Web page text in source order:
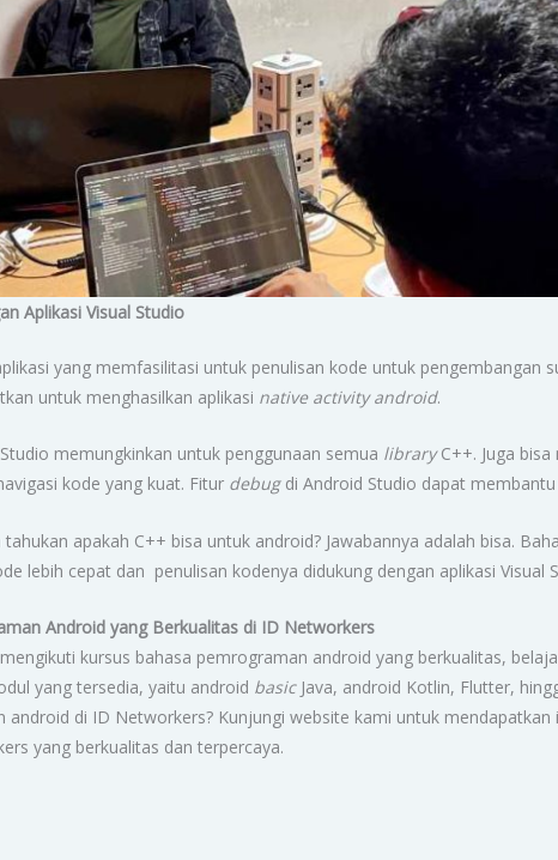
Aplikasi Visual Studio
yang memfasilitasi untuk penulisan kode untuk pengembangan
untuk menghasilkan aplikasi native activity android.
memungkinkan untuk penggunaan semua libraryC++. Juga
kode yang kuat. Fitur debug di Android Studio dapat
tahukan apakah C++ bisa untuk android? Jawabannya adalah bisa.
lebih cepat dan penulisan kodenya didukung dengan aplikasi Visual
Android yang Berkualitas di ID Networkers
kursus bahasa pemrograman android yang berkualitas,
yang tersedia, yaitu android basic Java, android Kotlin, Flutter,
android di ID Networkers? Kunjungi website kami untuk
yang berkualitas dan terpercaya.